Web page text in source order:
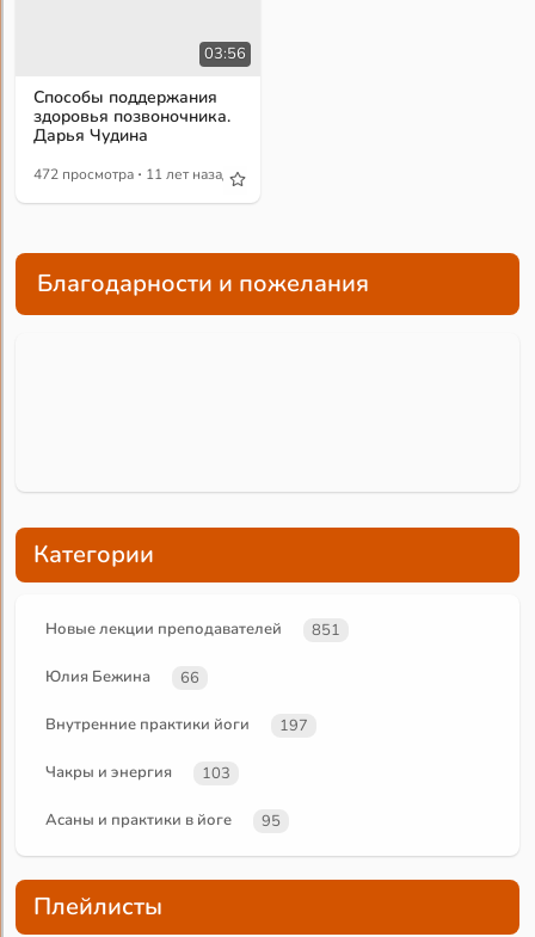
03:56
Способы поддержания
здоровья позвоночника.
Дарья Чудина
472 просмотра · 11 лет назад
Благодарности и пожелания
Категории
Новые лекции преподавателей 851
Юлия Бежина 66
Внутренние практики йоги 197
Чакры и энергия 103
Асаны и практики в йоге 95
Плейлисты